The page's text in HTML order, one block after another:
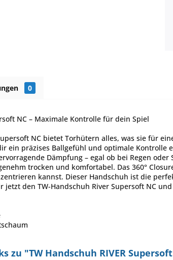
0
NC – Maximale Kontrolle für dein Spiel
NC bietet Torhütern alles, was sie für
ein präzises Ballgefühl und optimale
Dämpfung – egal ob bei Regen
trocken und komfortabel. Das 360°
kannst. Dieser Handschuh ist die
jetzt den TW-Handschuh River Supersoft NC
zu "TW Handschuh RIVER